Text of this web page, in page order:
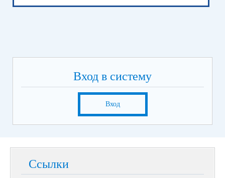
Вход в систему
Вход
Ссылки